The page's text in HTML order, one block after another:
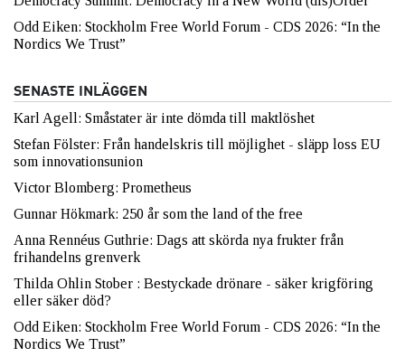
Odd Eiken: Stockholm Free World Forum - CDS 2026: “In the
Nordics We Trust”
SENASTE INLÄGGEN
Karl Agell: Småstater är inte dömda till maktlöshet
Stefan Fölster: Från handelskris till möjlighet - släpp loss EU
som innovationsunion
Victor Blomberg: Prometheus
Gunnar Hökmark: 250 år som the land of the free
Anna Rennéus Guthrie: Dags att skörda nya frukter från
frihandelns grenverk
Thilda Ohlin Stober : Bestyckade drönare - säker krigföring
eller säker död?
Odd Eiken: Stockholm Free World Forum - CDS 2026: “In the
Nordics We Trust”